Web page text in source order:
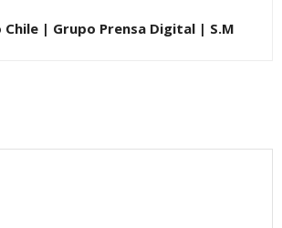
| Grupo Prensa Digital | S.M